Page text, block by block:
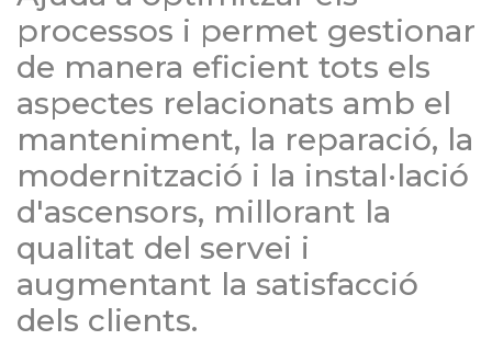
processos i permet gestionar
de manera eficient tots els
aspectes relacionats amb el
manteniment, la reparació, la
modernització i la instal·lació
d'ascensors, millorant la
qualitat del servei i
augmentant la satisfacció
dels clients.